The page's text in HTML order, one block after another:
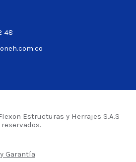
48
Estructuras y Herrajes S.A.S
Garantía